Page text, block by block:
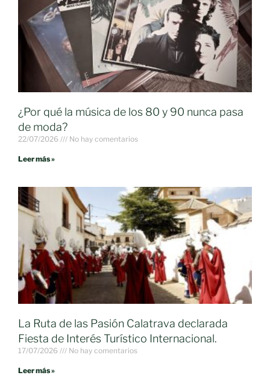
¿Por qué la música de los 80 y 90 nunca pasa
de moda?
22/07/2026 No hay comentarios
Leer más »
La Ruta de las Pasión Calatrava declarada
Fiesta de Interés Turístico Internacional.
17/07/2026 No hay comentarios
Leer más »